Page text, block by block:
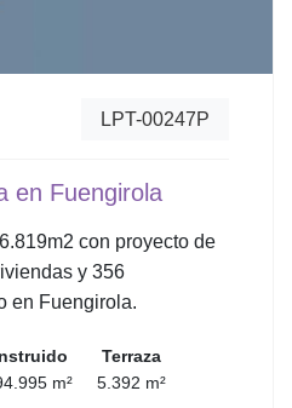
LPT-00247P
en Fuengirola
con proyecto de
y 356
en Fuengirola.
m²
Terraza
5.392 m²